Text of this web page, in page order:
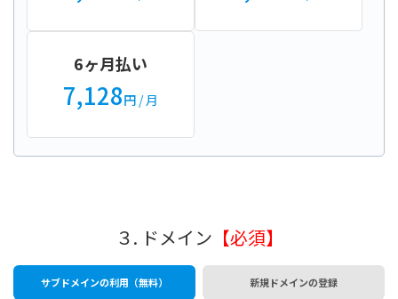
6ヶ月払い
7,128円 / 月
３. ドメイン 【必須】
サブドメインの利用（無料） 新規ドメインの登録